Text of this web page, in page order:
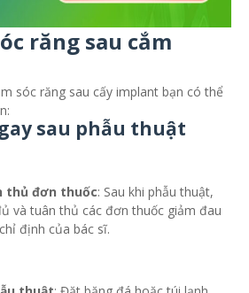
răng sau cắm
sóc răng sau cấy implant bạn có thể
sau phẫu thuật
thủ đơn thuốc: Sau khi phẫu thuật,
và tuân thủ các đơn thuốc giảm đau
định của bác sĩ.